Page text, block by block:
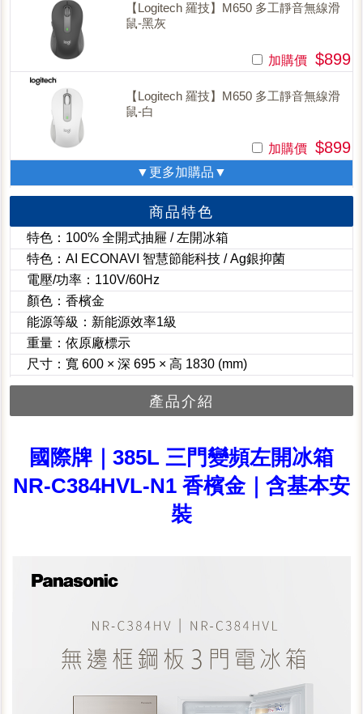
【Logitech 羅技】M650 多工靜音無線滑
鼠-黑灰
加購價 $899
【Logitech 羅技】M650 多工靜音無線滑
鼠-白
加購價 $899
▼更多加購品▼
商品特色
特色：100% 全開式抽屜 / 左開冰箱
特色：AI ECONAVI 智慧節能科技 / Ag銀抑菌
電壓/功率：110V/60Hz
顏色：香檳金
能源等級：新能源效率1級
重量：依原廠標示
尺寸：寬 600 × 深 695 × 高 1830 (mm)
產品介紹
國際牌｜385L 三門變頻左開冰箱
NR-C384HVL-N1 香檳金｜含基本安
裝